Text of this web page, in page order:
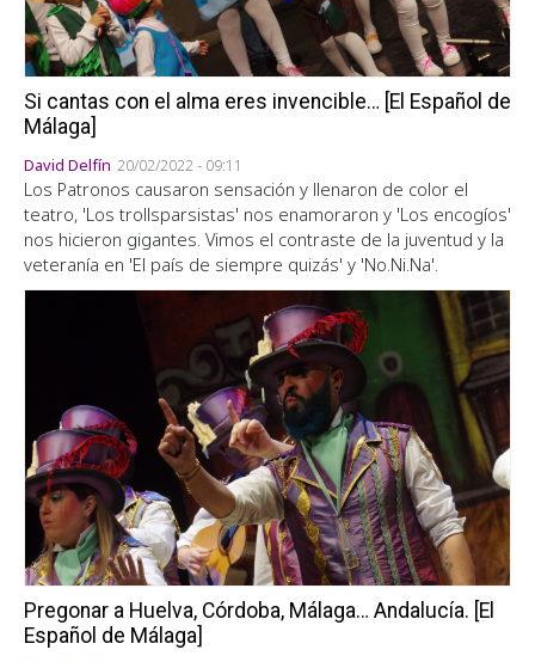
Si cantas con el alma eres invencible… [El Español de
Málaga]
David Delfín 20/02/2022 - 09:11
Los Patronos causaron sensación y llenaron de color el
teatro, 'Los trollsparsistas' nos enamoraron y 'Los encogíos'
nos hicieron gigantes. Vimos el contraste de la juventud y la
veteranía en 'El país de siempre quizás' y 'No.Ni.Na'.
Pregonar a Huelva, Córdoba, Málaga… Andalucía. [El
Español de Málaga]